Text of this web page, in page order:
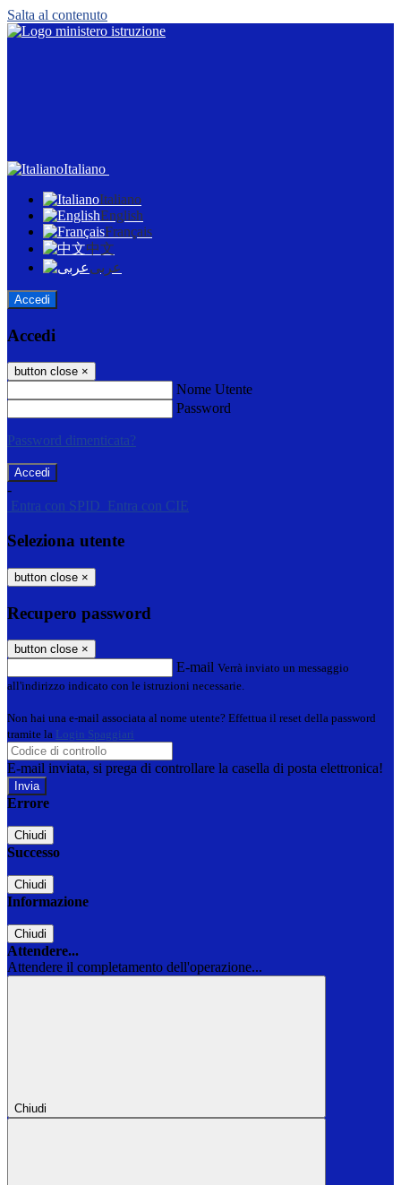
Salta al contenuto
Italiano
Italiano
English
Français
中文
عربى
Accedi
Accedi
button close ×
Nome Utente
Password
Password dimenticata?
-
Entra con SPID
Entra con CIE
Seleziona utente
button close ×
Recupero password
button close ×
E-mail Verrà inviato un messaggio
all'indirizzo indicato con le istruzioni necessarie.
Non hai una e-mail associata al nome utente? Effettua il reset della password
tramite la Login Spaggiari
E-mail inviata, si prega di controllare la casella di posta elettronica!
Errore
Chiudi
Successo
Chiudi
Informazione
Chiudi
Attendere...
Attendere il completamento dell'operazione...
Chiudi